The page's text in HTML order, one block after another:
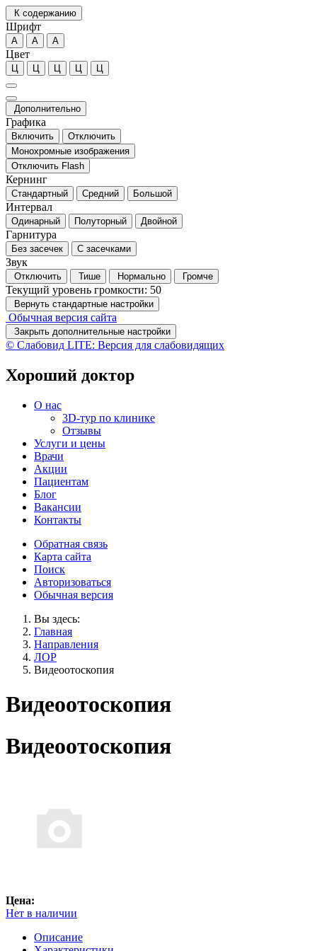
К содержанию
Шрифт
А А А
Цвет
Ц Ц Ц Ц Ц
Дополнительно
Графика
Включить
Отключить
Монохромные изображения
Отключить Flash
Кернинг
Стандартный Средний Большой
Интервал
Одинарный Полуторный Двойной
Гарнитура
Без засечек С засечками
Звук
Отключить Тише Нормально Громче
Текущий уровень громкости: 50
Вернуть стандартные настройки
Обычная версия сайта
Закрыть дополнительные настройки
© Слабовид LITE: Версия для слабовидящих
Хороший доктор
О нас
3D-тур по клинике
Отзывы
Услуги и цены
Врачи
Акции
Пациентам
Блог
Вакансии
Контакты
Обратная связь
Карта сайта
Поиск
Авторизоваться
Обычная версия
Вы здесь:
Главная
Направления
ЛОР
Видеоотоскопия
Видеоотоскопия
Видеоотоскопия
Цена:
Нет в наличии
Описание